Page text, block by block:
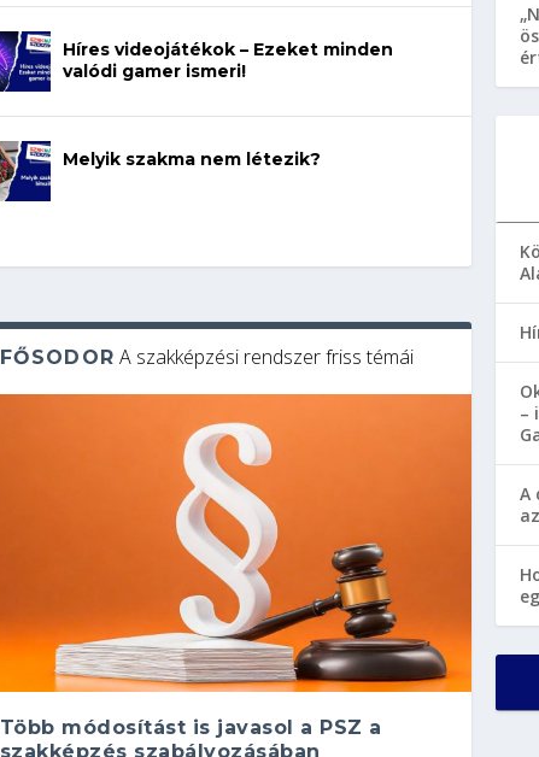
Híres videojátékok – Ezeket minden
valódi gamer ismeri!
Melyik szakma nem létezik?
FŐSODOR A szakképzési rendszer friss témái
Több módosítást is javasol a PSZ a
szakképzés szabályozásában
–
A